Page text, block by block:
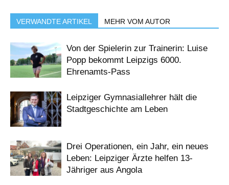
VERWANDTE ARTIKEL MEHR VOM AUTOR
Von der Spielerin zur Trainerin: Luise
Popp bekommt Leipzigs 6000.
Ehrenamts-Pass
Leipziger Gymnasiallehrer hält die
Stadtgeschichte am Leben
Drei Operationen, ein Jahr, ein neues
Leben: Leipziger Ärzte helfen 13-
Jähriger aus Angola